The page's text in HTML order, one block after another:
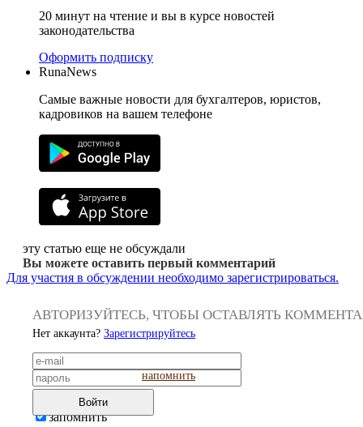
20 минут на чтение и вы в курсе новостей
законодательства
Оформить подписку
RunaNews
Самые важные новости для бухгалтеров, юристов,
кадровиков на вашем телефоне
эту статью еще не обсуждали
Вы можете оставить первый комментарий
Для участия в обсуждении необходимо зарегистрироваться.
АВТОРИЗУЙТЕСЬ, ЧТОБЫ ОСТАВЛЯТЬ
Нет аккаунта? Зарегистрируйтесь
напомнить
Войти
запомнить